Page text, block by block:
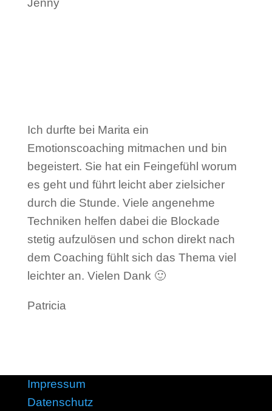
Jenny
Ich durfte bei Marita ein
Emotionscoaching mitmachen und bin
begeistert. Sie hat ein Feingefühl worum
es geht und führt leicht aber zielsicher
durch die Stunde. Viele angenehme
Techniken helfen dabei die Blockade
stetig aufzulösen und schon direkt nach
dem Coaching fühlt sich das Thema viel
leichter an. Vielen Dank 🙂
Patricia
Impressum
Datenschutz